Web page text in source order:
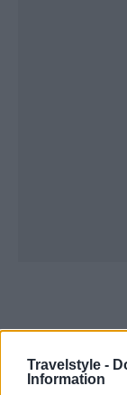
Travelstyle -
Information